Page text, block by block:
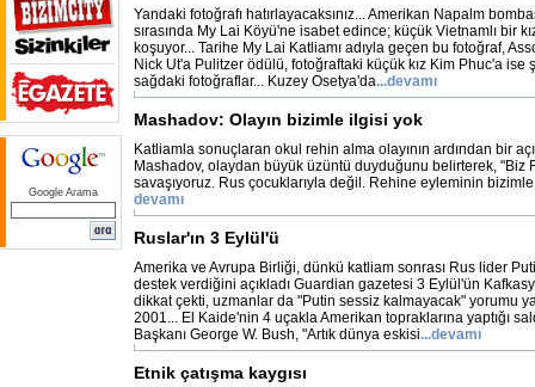
Google Arama
Yandaki fotoğrafı hatırlayacaksınız... Amerikan Napalm
sırasında My Lai Köyü'ne isabet edince; küçük Vietnamlı bir
koşuyor... Tarihe My Lai Katliamı adıyla geçen bu fotoğraf,
Nick Ut'a Pulitzer ödülü, fotoğraftaki küçük kız Kim Phuc'a ise
sağdaki fotoğraflar... Kuzey Osetya'da...devamı
Mashadov: Olayın bizimle ilgisi yok
Katliamla sonuçlaran okul rehin alma olayının ardından bir
Mashadov, olaydan büyük üzüntü duyduğunu belirterek, "Biz
savaşıyoruz. Rus çocuklarıyla değil. Rehine eyleminin
devamı
Ruslar'ın 3 Eylül'ü
Amerika ve Avrupa Birliği, dünkü katliam sonrası Rus lider
destek verdiğini açıkladı Guardian gazetesi 3 Eylül'ün
dikkat çekti, uzmanlar da "Putin sessiz kalmayacak" yorumu
2001... El Kaide'nin 4 uçakla Amerikan topraklarına yaptığı
Başkanı George W. Bush, "Artık dünya eskisi...devamı
Etnik çatışma kaygısı